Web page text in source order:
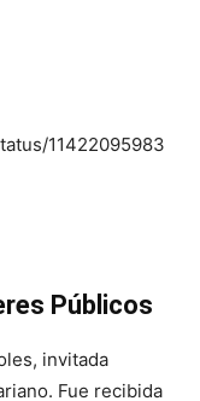
11422095983
Públicos
invitada
Fue recibida